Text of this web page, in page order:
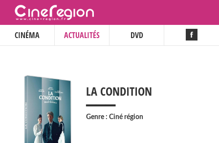
CINÉMA ACTUALITÉS DVD
LA CONDITION
___
Genre : Ciné région